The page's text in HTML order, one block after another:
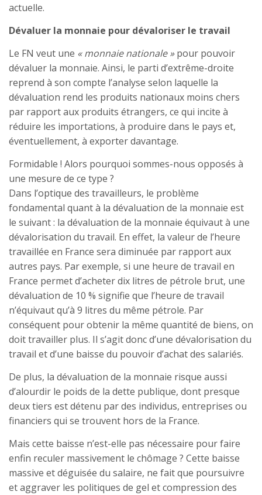
actuelle.
Dévaluer la monnaie pour dévaloriser le travail
Le FN veut une « monnaie nationale »pour pouvoir
dévaluer la monnaie. Ainsi, le parti d’extrême-droite
reprend à son compte l’analyse selon laquelle la
dévaluation rend les produits nationaux moins chers
par rapport aux produits étrangers, ce qui incite à
réduire les importations, à produire dans le pays et,
éventuellement, à exporter davantage.
Formidable ! Alors pourquoi sommes-nous opposés à
une mesure de ce type ?
Dans l’optique des travailleurs, le problème
fondamental quant à la dévaluation de la monnaie est
le suivant : la dévaluation de la monnaie équivaut à une
dévalorisation du travail. En effet, la valeur de l’heure
travaillée en France sera diminuée par rapport aux
autres pays. Par exemple, si une heure de travail en
France permet d’acheter dix litres de pétrole brut, une
dévaluation de 10 % signifie que l’heure de travail
n’équivaut qu’à 9 litres du même pétrole. Par
conséquent pour obtenir la même quantité de biens, on
doit travailler plus. Il s’agit donc d’une dévalorisation du
travail et d’une baisse du pouvoir d’achat des salariés.
De plus, la dévaluation de la monnaie risque aussi
d’alourdir le poids de la dette publique, dont presque
deux tiers est détenu par des individus, entreprises ou
financiers qui se trouvent hors de la France.
Mais cette baisse n’est-elle pas nécessaire pour faire
enfin reculer massivement le chômage ? Cette baisse
massive et déguisée du salaire, ne fait que poursuivre
et aggraver les politiques de gel et compression des